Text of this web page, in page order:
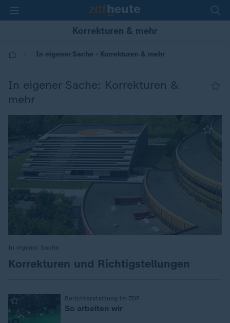
Korrekturen & mehr
In eigener Sache - Korrekturen & mehr
In eigener Sache: Korrekturen &
mehr
In eigener Sache
:
Korrekturen und Richtigstellungen
Berichterstattung im ZDF
So arbeiten wir